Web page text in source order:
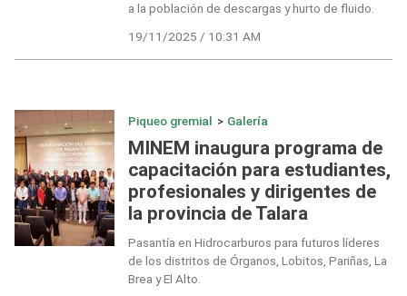
a la población de descargas y hurto de fluido.
19/11/2025 / 10:31 AM
Piqueo gremial > Galería
MINEM inaugura programa de
capacitación para estudiantes,
profesionales y dirigentes de
la provincia de Talara
Pasantía en Hidrocarburos para futuros líderes
de los distritos de Órganos, Lobitos, Pariñas, La
Brea y El Alto.